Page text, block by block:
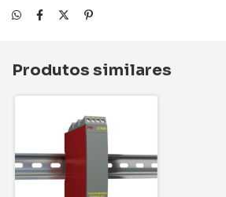
Produtos similares